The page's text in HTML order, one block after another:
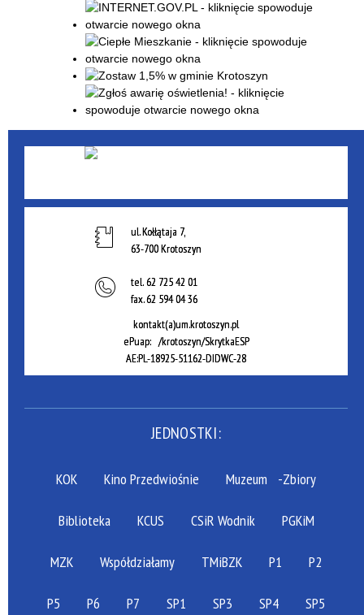
ul. Kołłątaja 7,
63-700 Krotoszyn
tel.62 725 42 01
fax.62 594 04 36
kontakt(a)um.krotoszyn.pl
ePuap: /krotoszyn/SkrytkaESP
AE:PL-18925-51162-DIDWC-28
JEDNOSTKI:
KOK Kino Przedwiośnie Muzeum -Zbiory
Biblioteka KCUS CSiR Wodnik PGKiM
MZK Współdziałamy TMiBZK P1 P2
P5 P6 P7 SP1 SP3 SP4 SP5